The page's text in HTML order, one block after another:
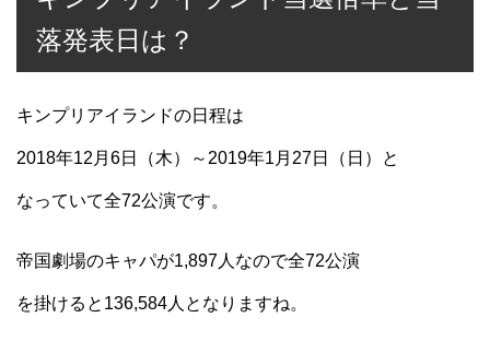
落発表日は？
キンプリアイランドの日程は
2018年12月6日（木）～2019年1月27日（日）と
なっていて全72公演です。
帝国劇場のキャパが1,897人なので全72公演
を掛けると136,584人となりますね。